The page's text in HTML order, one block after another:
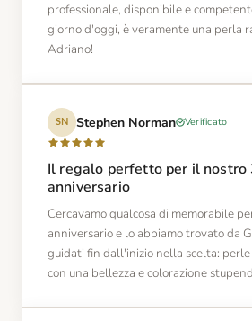
professionale, disponibile e
giorno d'oggi, è veramente una perla
Adriano!
SN Stephen Norman Verificato
Il regalo perfetto per il nostro
anniversario
Cercavamo qualcosa di memorabile
anniversario e lo abbiamo trovato da
guidati fin dall'inizio nella scelta:
con una bellezza e colorazione